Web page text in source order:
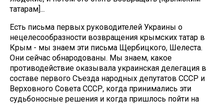
татарам]...
Есть письма первых руководителей Украины о
нецелесообразности возвращения крымских татар в
Крым - мы знаем эти письма Щербицкого, Шелеста.
Они сейчас обнародованы. Мы знаем, какое
противодействие оказывала украинская делегация в
составе первого Съезда народных депутатов СССР и
Верховного Совета СССР, когда принимались эти
судьбоносные решения и когда пришлось пойти на